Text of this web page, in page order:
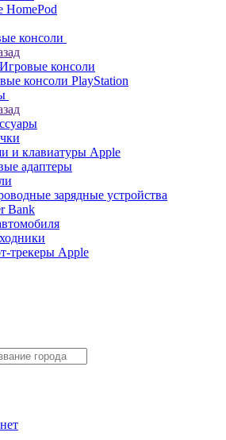
HomePod
консоли
консоли
консоли PlayStation
и клавиатуры Apple
адаптеры
зарядные устройства
Bank
трекеры Apple